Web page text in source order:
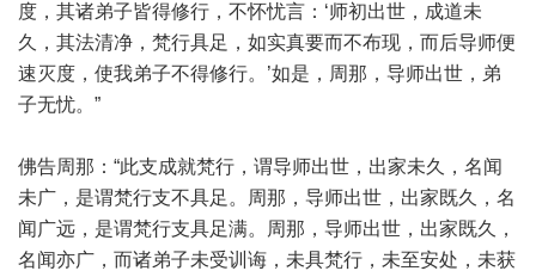
度，其诸弟子皆得修行，不怀忧言：‘师初出世，成道未
久，其法清净，梵行具足，如实真要而不布现，而后导师便
速灭度，使我弟子不得修行。’如是，周那，导师出世，弟
子无忧。”
佛告周那：“此支成就梵行，谓导师出世，出家未久，名闻
未广，是谓梵行支不具足。周那，导师出世，出家既久，名
闻广远，是谓梵行支具足满。周那，导师出世，出家既久，
名闻亦广，而诸弟子未受训诲，未具梵行，未至安处，未获